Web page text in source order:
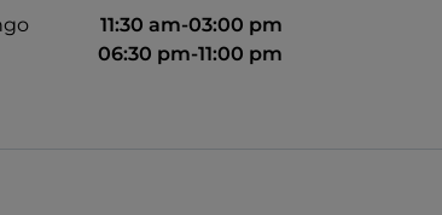
11:30 am-03:00 pm
06:30 pm-11:00 pm